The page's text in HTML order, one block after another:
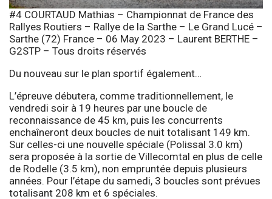
#4 COURTAUD Mathias – Championnat de France des
Rallyes Routiers – Rallye de la Sarthe – Le Grand Lucé –
Sarthe (72) France – 06 May 2023 – Laurent BERTHE –
G2STP – Tous droits réservés
Du nouveau sur le plan sportif également…
L’épreuve débutera, comme traditionnellement, le
vendredi soir à 19 heures par une boucle de
reconnaissance de 45 km, puis les concurrents
enchaîneront deux boucles de nuit totalisant 149 km.
Sur celles-ci une nouvelle spéciale (Polissal 3.0 km)
sera proposée à la sortie de Villecomtal en plus de celle
de Rodelle (3.5 km), non empruntée depuis plusieurs
années. Pour l’étape du samedi, 3 boucles sont prévues
totalisant 208 km et 6 spéciales.